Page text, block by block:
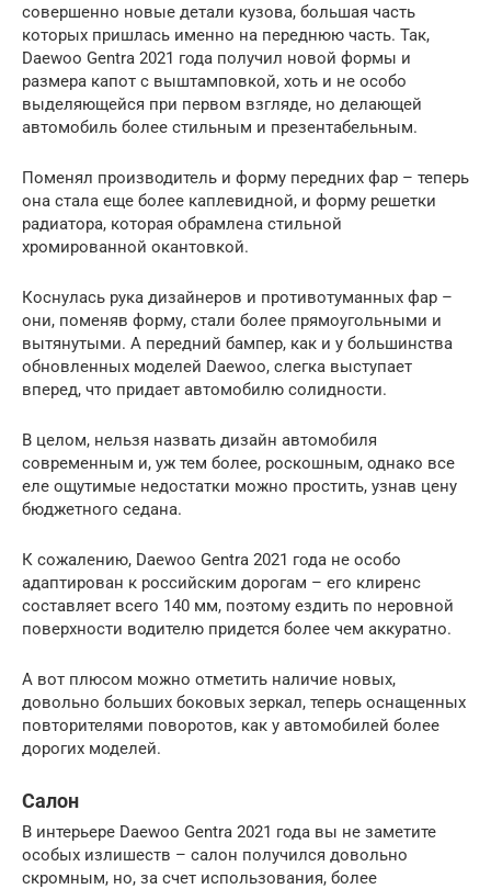
совершенно новые детали кузова, большая часть
которых пришлась именно на переднюю часть. Так,
Daewoo Gentra 2021 года получил новой формы и
размера капот с выштамповкой, хоть и не особо
выделяющейся при первом взгляде, но делающей
автомобиль более стильным и презентабельным.
Поменял производитель и форму передних фар – теперь
она стала еще более каплевидной, и форму решетки
радиатора, которая обрамлена стильной
хромированной окантовкой.
Коснулась рука дизайнеров и противотуманных фар –
они, поменяв форму, стали более прямоугольными и
вытянутыми. А передний бампер, как и у большинства
обновленных моделей Daewoо, слегка выступает
вперед, что придает автомобилю солидности.
В целом, нельзя назвать дизайн автомобиля
современным и, уж тем более, роскошным, однако все
еле ощутимые недостатки можно простить, узнав цену
бюджетного седана.
К сожалению, Daewoo Gentra 2021 года не особо
адаптирован к российским дорогам – его клиренс
составляет всего 140 мм, поэтому ездить по неровной
поверхности водителю придется более чем аккуратно.
А вот плюсом можно отметить наличие новых,
довольно больших боковых зеркал, теперь оснащенных
повторителями поворотов, как у автомобилей более
дорогих моделей.
Салон
В интерьере Daewoo Gentra 2021 года вы не заметите
особых излишеств – салон получился довольно
скромным, но, за счет использования, более